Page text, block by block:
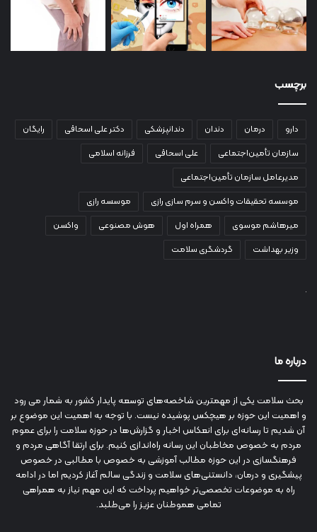
برچسب
دارو درمان دندان دندانپزشکی دکتر علی اسحاقی
رایگان
سازمان تأمین‌اجتماعی
علی اسحاقی
فرزانه اسلامی
مدیرعامل سازمان تأمین‌اجتماعی
موسسه تحقیقات واکسن و سرم سازی رازی
موسسه رازی
میرهاشم موسوی
همراه اول هوش مصنوعی
واکسن
وزیر بهداشت
گردشگری سلامت
درباره ما
بحث سلامت یکی از مهمترین شاخصه‌های توسعه پایدار کشور به شمار می رود
و اهمیت این حوزه بر هیچکس پوشیده نیست. با توجه به اهمیت این موضوع بر
آن شدیم تا رسانه‌ای برای انعکاس اخبار و گزارش‌ها در حوزه سلامت را برای عموم
مردم به خصوص مخاطبان این رسانه راه‌اندازی کنیم. برای ارتقا آگاهی مردم و
فرهنگسازی در این حوزه مطالب آموزشی به خصوص با مطالبی در خصوص
پیشگیری و درمان، دانستنی‌های سلامت و زندگی سالم آغاز کردیم اما در ادامه
راه به موضوعات تخصصی‌تر خواهیم پرداخت که این مهم نیاز به همراهی
تمامی هموطنان عزیز را می‌طلبد.